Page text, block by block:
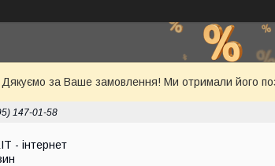
Дякуємо за Ваше замовлення! Ми отримали його
147-01-58
- інтернет